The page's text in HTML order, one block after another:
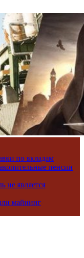
по вкладам
пенсии
не является
майнинг